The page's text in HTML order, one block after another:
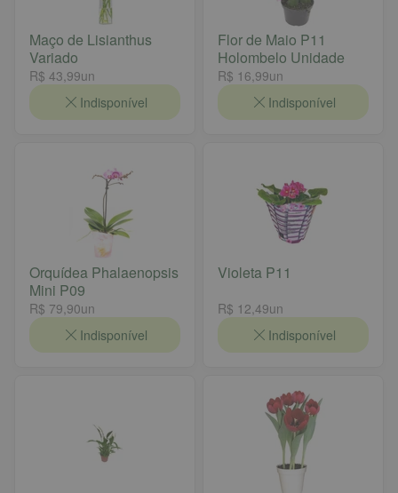
Maço de Lisianthus
Variado
R$ 43,99un
Indisponível
Flor de Maio P11
Holombelo Unidade
R$ 16,99un
Indisponível
Orquídea Phalaenopsis
Mini P09
R$ 79,90un
Indisponível
Violeta P11
R$ 12,49un
Indisponível